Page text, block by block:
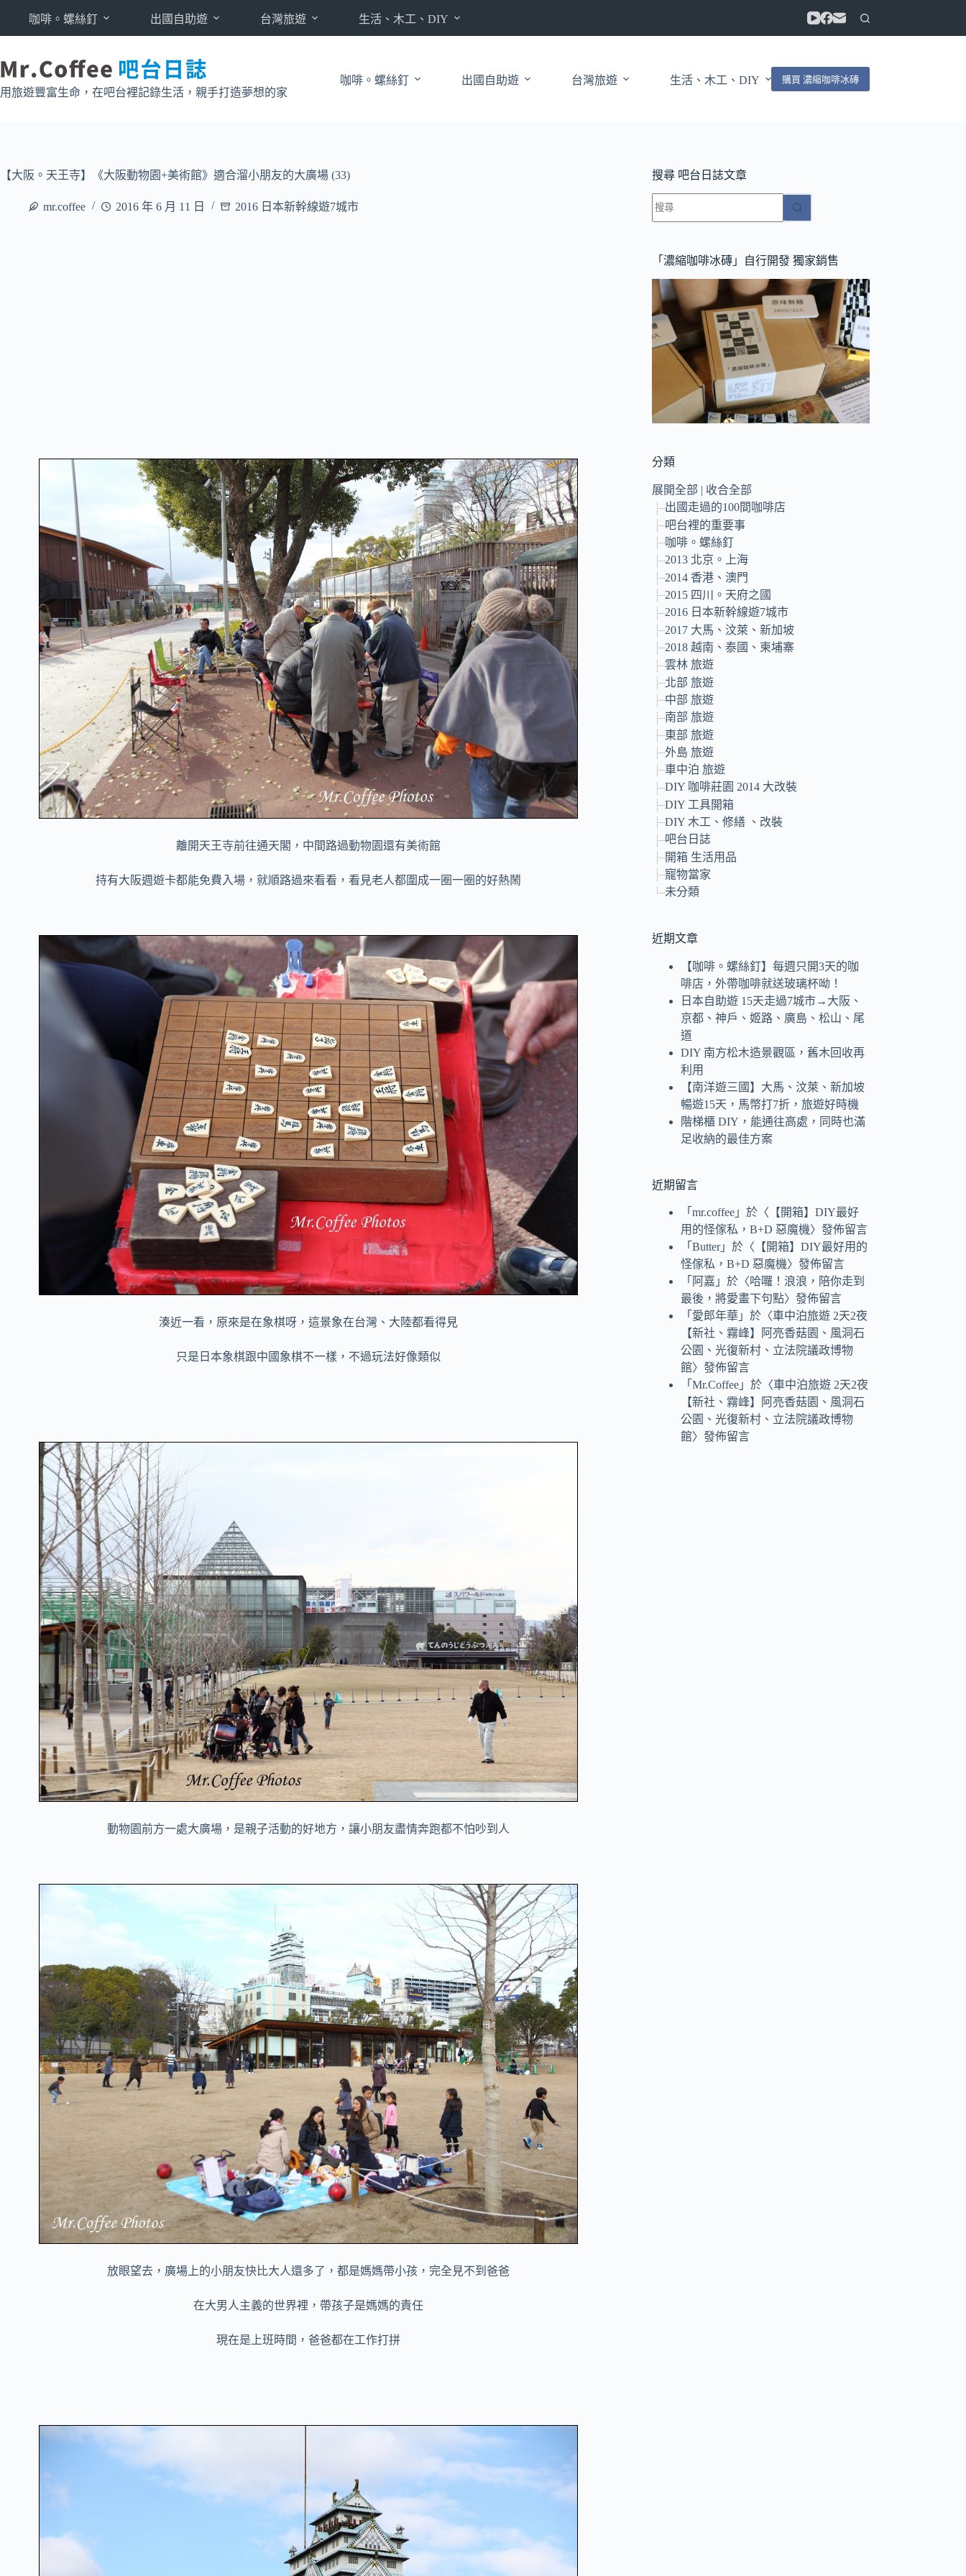
要
內
容
咖啡。螺絲釘 出國自助遊 台灣旅遊 生活、木工、DIY
用旅遊豐富生命，在吧台裡記錄生活，親手打造夢想的家
咖啡。螺絲釘 出國自助遊 台灣旅遊 生活、木工、DIY 購買 濃縮咖啡冰磚
【大阪。天王寺】《大阪動物園+美術館》適合溜小朋友的大廣場 (33)
mr.coffee 2016 年 6 月 11 日 2016 日本新幹線遊7城市
離開天王寺前往通天閣，中間路過動物園還有美術館
持有大阪週遊卡都能免費入場，就順路過來看看，看見老人都圍成一圈一圈的好熱鬧
湊近一看，原來是在象棋呀，這景象在台灣、大陸都看得見
只是日本象棋跟中國象棋不一樣，不過玩法好像類似
動物園前方一處大廣場，是親子活動的好地方，讓小朋友盡情奔跑都不怕吵到人
放眼望去，廣場上的小朋友快比大人還多了，都是媽媽帶小孩，完全見不到爸爸
在大男人主義的世界裡，帶孩子是媽媽的責任
現在是上班時間，爸爸都在工作打拼
搜尋 吧台日誌文章
找
不
符
條
件
的
結
「濃縮咖啡冰磚」自行開發 獨家銷售
分類
展開全部 | 收合全部
出國走過的100間咖啡店
吧台裡的重要事
咖啡。螺絲釘
2013 北京。上海
2014 香港、澳門
2015 四川。天府之國
2016 日本新幹線遊7城市
2017 大馬、汶萊、新加坡
2018 越南、泰國、柬埔寨
雲林 旅遊
北部 旅遊
中部 旅遊
南部 旅遊
東部 旅遊
外島 旅遊
車中泊 旅遊
DIY 咖啡莊園 2014 大改裝
DIY 工具開箱
DIY 木工、修繕 、改裝
吧台日誌
開箱 生活用品
寵物當家
未分類
近期文章
【咖啡。螺絲釘】每週只開3天的咖
啡店，外帶咖啡就送玻璃杯呦！
日本自助遊 15天走過7城市→大阪、
京都、神戶、姬路、廣島、松山、尾
道
DIY 南方松木造景觀區，舊木回收再
利用
【南洋遊三國】大馬、汶萊、新加坡
暢遊15天，馬幣打7折，旅遊好時機
階梯櫃 DIY，能通往高處，同時也滿
足收納的最佳方案
近期留言
「mr.coffee 」於〈 【開箱】DIY最好
用的怪傢私，B+D 惡魔機〉發佈留言
「Butter」於〈 【開箱】DIY最好用的
怪傢私，B+D 惡魔機〉發佈留言
「 阿嘉 」於〈哈囉！浪浪，陪你走到
最後，將愛畫下句點〉發佈留言
「 愛郎年華 」於〈車中泊旅遊 2天2夜
【新社、霧峰】阿亮香菇園、風洞石
公園、光復新村、立法院議政博物
館〉發佈留言
「Mr.Coffee 」於〈車中泊旅遊 2天2夜
【新社、霧峰】阿亮香菇園、風洞石
公園、光復新村、立法院議政博物
館〉發佈留言